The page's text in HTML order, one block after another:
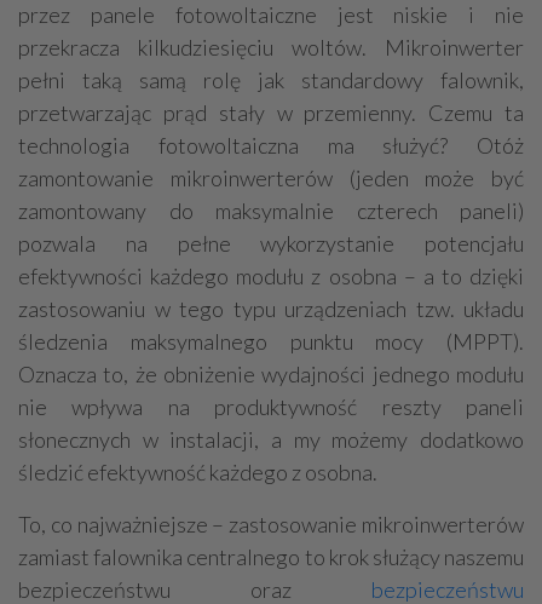
przez panele fotowoltaiczne jest niskie i nie
przekracza kilkudziesięciu woltów. Mikroinwerter
pełni taką samą rolę jak standardowy falownik,
przetwarzając prąd stały w przemienny. Czemu ta
technologia fotowoltaiczna ma służyć? Otóż
zamontowanie mikroinwerterów (jeden może być
zamontowany do maksymalnie czterech paneli)
pozwala na pełne wykorzystanie potencjału
efektywności każdego modułu z osobna – a to dzięki
zastosowaniu w tego typu urządzeniach tzw. układu
śledzenia maksymalnego punktu mocy (MPPT).
Oznacza to, że obniżenie wydajności jednego modułu
nie wpływa na produktywność reszty paneli
słonecznych w instalacji, a my możemy dodatkowo
śledzić efektywność każdego z osobna.
To, co najważniejsze – zastosowanie mikroinwerterów
zamiast falownika centralnego to krok służący naszemu
bezpieczeństwu oraz bezpieczeństwu